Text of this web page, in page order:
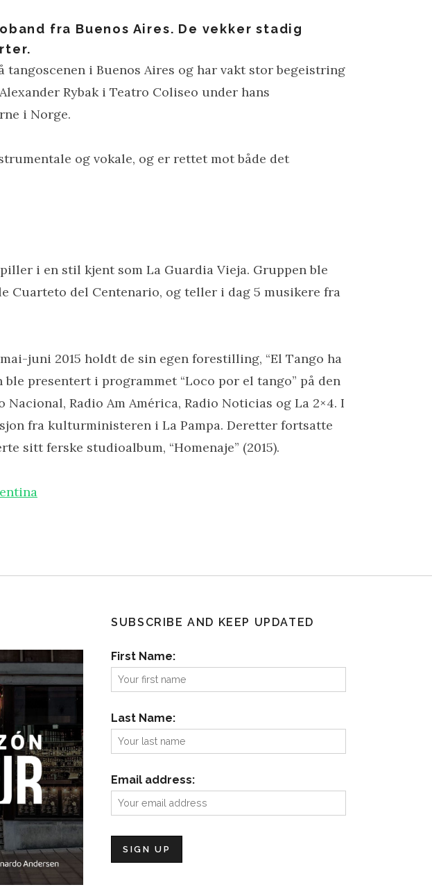
fra Buenos Aires. De vekker stadig
i Buenos Aires og har vakt stor begeistring
Rybak i Teatro Coliseo under hans
i Norge.
og vokale, og er rettet mot både det
i en stil kjent som La Guardia Vieja. Gruppen ble
Cuarteto del Centenario, og teller i dag 5 musikere fra
juni 2015 holdt de sin egen forestilling, “El Tango ha
presentert i programmet “Loco por el tango” på den
Radio Am América, Radio Noticias og La 2×4. I
fra kulturministeren i La Pampa. Deretter fortsatte
sitt ferske studioalbum, “Homenaje” (2015).
SUBSCRIBE AND KEEP UPDATED
First Name:
Last Name:
Email address: